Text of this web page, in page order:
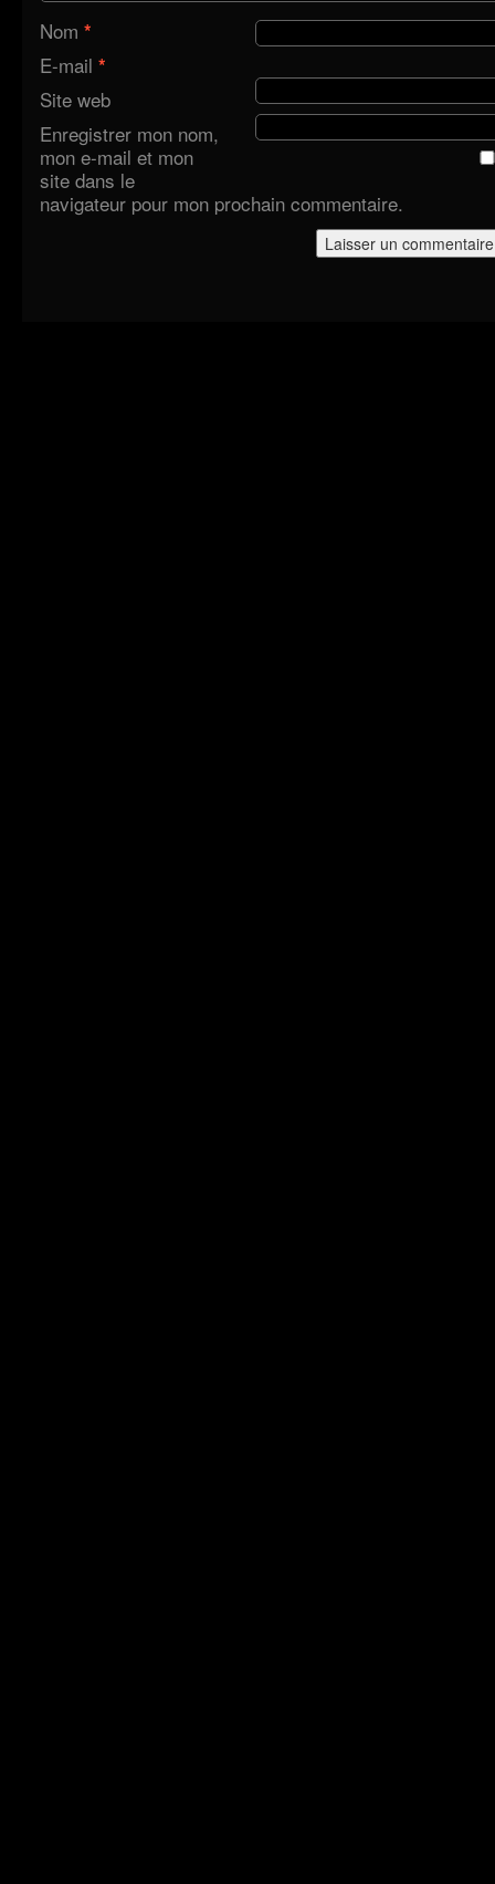
Nom *
E-mail *
Site web
Enregistrer mon nom,
mon e-mail et mon
site dans le
navigateur pour mon prochain commentaire.